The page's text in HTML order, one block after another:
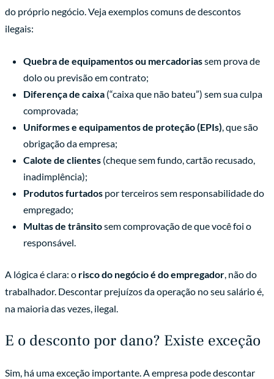
do próprio negócio. Veja exemplos comuns de descontos
ilegais:
Quebra de equipamentos ou mercadoriassem prova de
dolo ou previsão em contrato;
Diferença de caixa(“caixa que não bateu”) sem sua culpa
comprovada;
Uniformes e equipamentos de proteção (EPIs), que são
obrigação da empresa;
Calote de clientes(cheque sem fundo, cartão recusado,
inadimplência);
Produtos furtadospor terceiros sem responsabilidade do
empregado;
Multas de trânsitosem comprovação de que você foi o
responsável.
A lógica é clara: o risco do negócio é do empregador, não do
trabalhador. Descontar prejuízos da operação no seu salário é,
na maioria das vezes, ilegal.
E o desconto por dano? Existe exceção
Sim, há uma exceção importante. A empresa pode descontar